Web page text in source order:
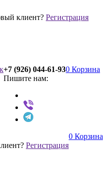
клиент? Регистрация
+7 (926) 044-61-93
Пишите нам:
0 Корзина
Регистрация
0 Корзина